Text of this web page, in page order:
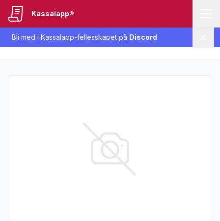
Bli med i Kassalapp-fellesskapet på Discord
Kassalapp®